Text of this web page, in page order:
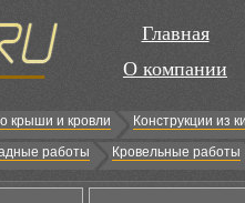
Главная
О компании
крыши и кровли
Конструкции из
работы Кровельные работы